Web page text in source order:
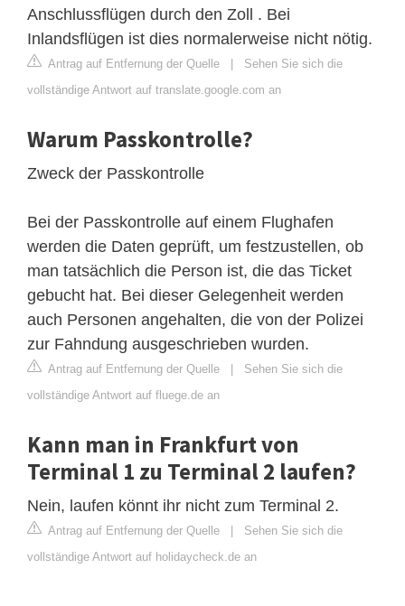
Anschlussflügen durch den Zoll . Bei
Inlandsflügen ist dies normalerweise nicht nötig.
Antrag auf Entfernung der Quelle | Sehen Sie sich die
vollständige Antwort auf translate.google.com an
Warum Passkontrolle?
Zweck der Passkontrolle
Bei der Passkontrolle auf einem Flughafen
werden die Daten geprüft, um festzustellen, ob
man tatsächlich die Person ist, die das Ticket
gebucht hat. Bei dieser Gelegenheit werden
auch Personen angehalten, die von der Polizei
zur Fahndung ausgeschrieben wurden.
Antrag auf Entfernung der Quelle | Sehen Sie sich die
vollständige Antwort auf fluege.de an
Kann man in Frankfurt von
Terminal 1 zu Terminal 2 laufen?
Nein, laufen könnt ihr nicht zum Terminal 2.
Antrag auf Entfernung der Quelle | Sehen Sie sich die
vollständige Antwort auf holidaycheck.de an